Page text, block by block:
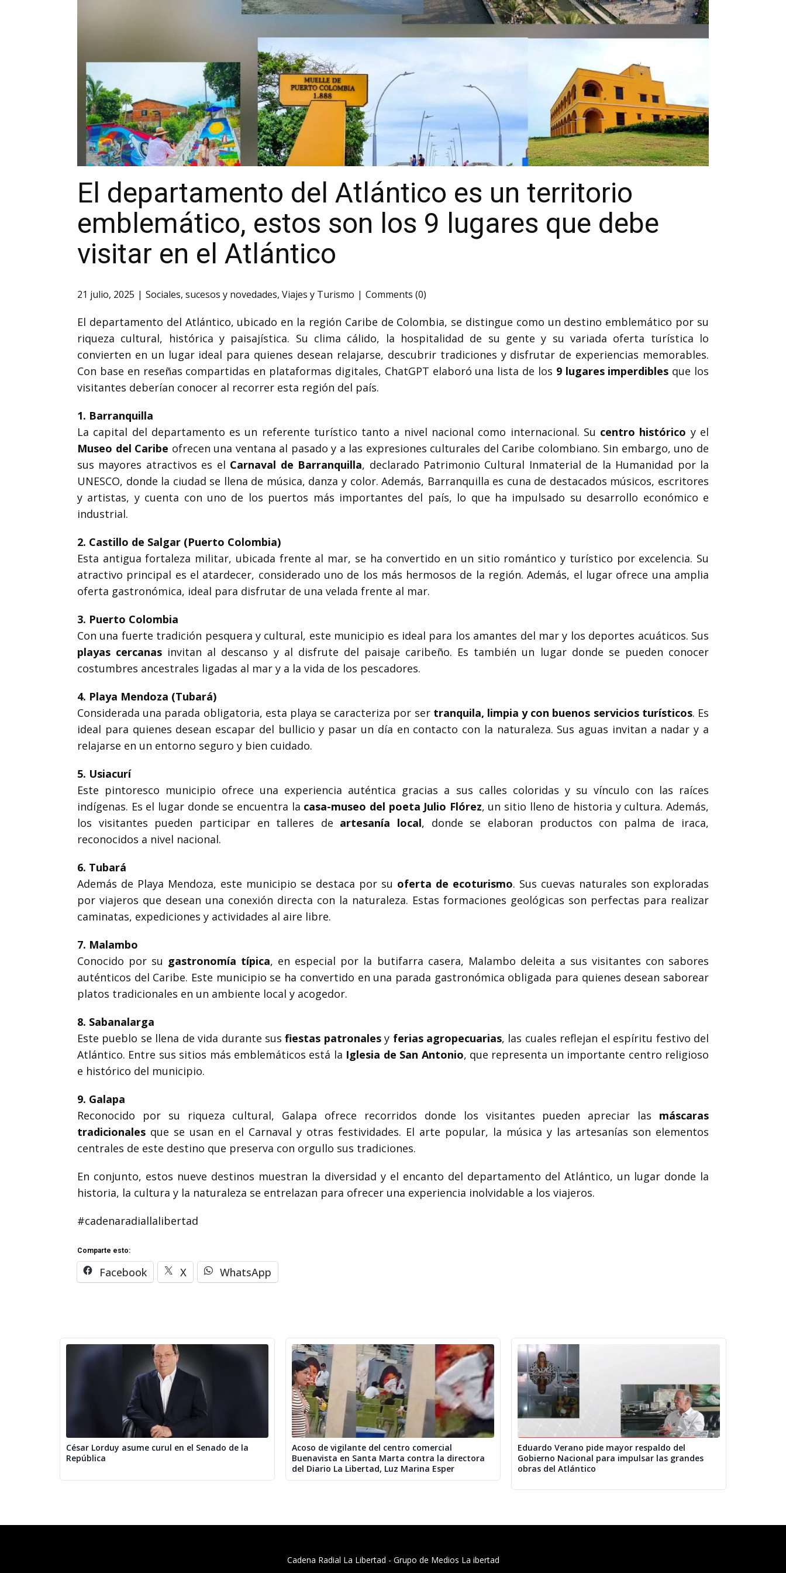
El departamento del Atlántico es un territorio
emblemático, estos son los 9 lugares que debe
visitar en el Atlántico
21 julio, 2025 Sociales, sucesos y novedades, Viajes y Turismo Comments (0)
El departamento del Atlántico, ubicado en la región Caribe de Colombia, se distingue como un destino emblemático por su
riqueza cultural, histórica y paisajística. Su clima cálido, la hospitalidad de su gente y su variada oferta turística lo
convierten en un lugar ideal para quienes desean relajarse, descubrir tradiciones y disfrutar de experiencias memorables.
Con base en reseñas compartidas en plataformas digitales, ChatGPT elaboró una lista de los 9 lugares imperdibles que los
visitantes deberían conocer al recorrer esta región del país.
1. Barranquilla
La capital del departamento es un referente turístico tanto a nivel nacional como internacional. Su centro histórico y el
Museo del Caribe ofrecen una ventana al pasado y a las expresiones culturales del Caribe colombiano. Sin embargo, uno de
sus mayores atractivos es el Carnaval de Barranquilla, declarado Patrimonio Cultural Inmaterial de la Humanidad por la
UNESCO, donde la ciudad se llena de música, danza y color. Además, Barranquilla es cuna de destacados músicos, escritores
y artistas, y cuenta con uno de los puertos más importantes del país, lo que ha impulsado su desarrollo económico e
industrial.
2. Castillo de Salgar (Puerto Colombia)
Esta antigua fortaleza militar, ubicada frente al mar, se ha convertido en un sitio romántico y turístico por excelencia. Su
atractivo principal es el atardecer, considerado uno de los más hermosos de la región. Además, el lugar ofrece una amplia
oferta gastronómica, ideal para disfrutar de una velada frente al mar.
3. Puerto Colombia
Con una fuerte tradición pesquera y cultural, este municipio es ideal para los amantes del mar y los deportes acuáticos. Sus
playas cercanas invitan al descanso y al disfrute del paisaje caribeño. Es también un lugar donde se pueden conocer
costumbres ancestrales ligadas al mar y a la vida de los pescadores.
4. Playa Mendoza (Tubará)
Considerada una parada obligatoria, esta playa se caracteriza por ser tranquila, limpia y con buenos servicios turísticos. Es
ideal para quienes desean escapar del bullicio y pasar un día en contacto con la naturaleza. Sus aguas invitan a nadar y a
relajarse en un entorno seguro y bien cuidado.
5. Usiacurí
Este pintoresco municipio ofrece una experiencia auténtica gracias a sus calles coloridas y su vínculo con las raíces
indígenas. Es el lugar donde se encuentra la casa-museo del poeta Julio Flórez, un sitio lleno de historia y cultura. Además,
los visitantes pueden participar en talleres de artesanía local, donde se elaboran productos con palma de iraca,
reconocidos a nivel nacional.
6. Tubará
Además de Playa Mendoza, este municipio se destaca por su oferta de ecoturismo. Sus cuevas naturales son exploradas
por viajeros que desean una conexión directa con la naturaleza. Estas formaciones geológicas son perfectas para realizar
caminatas, expediciones y actividades al aire libre.
7. Malambo
Conocido por su gastronomía típica, en especial por la butifarra casera, Malambo deleita a sus visitantes con sabores
auténticos del Caribe. Este municipio se ha convertido en una parada gastronómica obligada para quienes desean saborear
platos tradicionales en un ambiente local y acogedor.
8. Sabanalarga
Este pueblo se llena de vida durante susfiestas patronalesy ferias agropecuarias, las cuales reflejan el espíritu festivo del
Atlántico. Entre sus sitios más emblemáticos está la Iglesia de San Antonio, que representa un importante centro religioso
e histórico del municipio.
9. Galapa
Reconocido por su riqueza cultural, Galapa ofrece recorridos donde los visitantes pueden apreciar las máscaras
tradicionales que se usan en el Carnaval y otras festividades. El arte popular, la música y las artesanías son elementos
centrales de este destino que preserva con orgullo sus tradiciones.
En conjunto, estos nueve destinos muestran la diversidad y el encanto del departamento del Atlántico, un lugar donde la
historia, la cultura y la naturaleza se entrelazan para ofrecer una experiencia inolvidable a los viajeros.
#cadenaradiallalibertad
Comparte esto:
Facebook X WhatsApp
César Lorduy asume curul en el Senado de la
República
Acoso de vigilante del centro comercial
Buenavista en Santa Marta contra la directora
del Diario La Libertad, Luz Marina Esper
Eduardo Verano pide mayor respaldo del
Gobierno Nacional para impulsar las grandes
obras del Atlántico
Cadena Radial La Libertad​ - Grupo de Medios La ibertad